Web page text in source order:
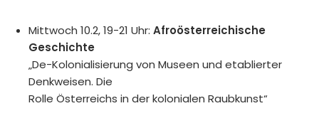
Mittwoch 10.2, 19-21 Uhr: Afroösterreichische
Geschichte
„De-Kolonialisierung von Museen und etablierter
Denkweisen. Die
Rolle Österreichs in der kolonialen Raubkunst“